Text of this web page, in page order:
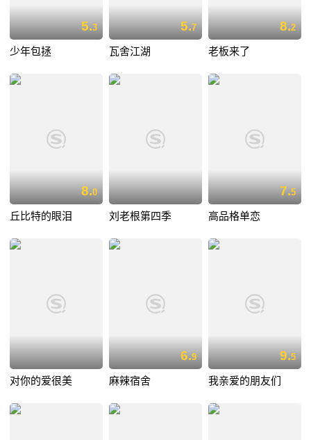
5.3
少年包拯
5.7
瓦舍江湖
8.2
老板来了
8.0
丘比特的眼泪 刘老根第四季
7.5
高品格单恋
对你的爱很美
6.9
麻辣宿舍
9.5
我亲爱的朋友们